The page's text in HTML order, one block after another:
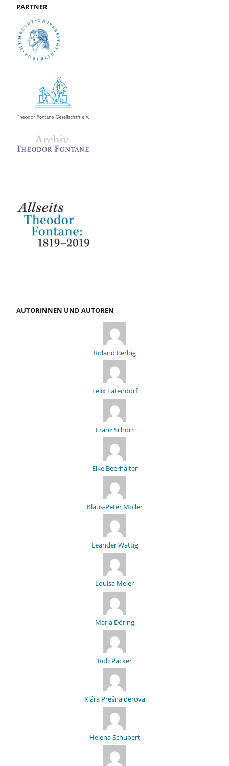
PARTNER
AUTORINNEN UND AUTOREN
Roland Berbig
Felix Latendorf
Franz Schorr
Elke Beerhalter
Klaus-Peter Möller
Leander Wattig
Louisa Meier
Maria Döring
Rob Packer
Klára Prešnajderová
Helena Schubert